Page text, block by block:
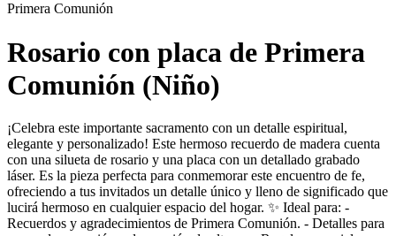
Primera Comunión
Rosario con placa de Primera
Comunión (Niño)
¡Celebra este importante sacramento con un detalle espiritual,
elegante y personalizado! Este hermoso recuerdo de madera cuenta
con una silueta de rosario y una placa con un detallado grabado
láser. Es la pieza perfecta para conmemorar este encuentro de fe,
ofreciendo a tus invitados un detalle único y lleno de significado que
lucirá hermoso en cualquier espacio del hogar. ✨ Ideal para: -
Recuerdos y agradecimientos de Primera Comunión. - Detalles para